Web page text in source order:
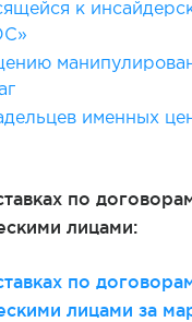
к
именных
по
лицами:
по
лицами за